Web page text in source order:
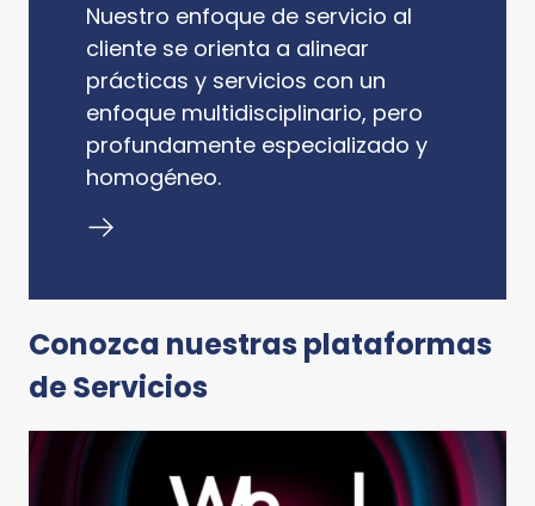
Nuestro enfoque de servicio al
cliente se orienta a alinear
prácticas y servicios con un
enfoque multidisciplinario, pero
profundamente especializado y
homogéneo.
Conozca nuestras plataformas
de Servicios